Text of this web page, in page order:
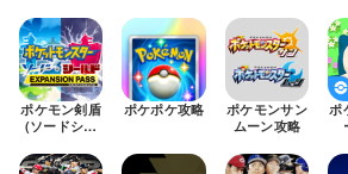
ポケモン剣盾
(ソードシー
ポケポケ攻略
ポケモンサン
ムーン攻略
ポ